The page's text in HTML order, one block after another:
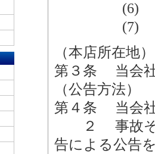
(6) (
(7)
（本店所在地）
第３条 当会社
（公告方法）
第４条 当会社
２ 事故その
告による公告